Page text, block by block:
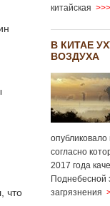
что
китайская >>>
В КИТАЕ
ВОЗДУХА
опубликовало
согласно
2017 года
Поднебесной
загрязнения